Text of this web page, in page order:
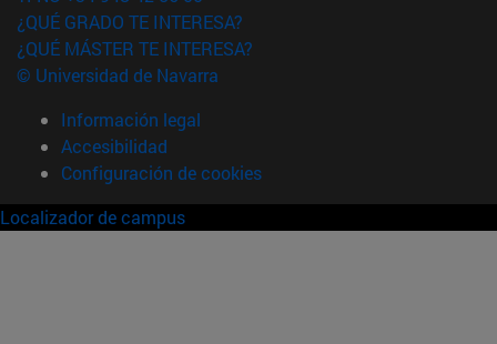
¿QUÉ GRADO TE INTERESA?
¿QUÉ MÁSTER TE INTERESA?
© Universidad de Navarra
Información legal
Accesibilidad
Configuración de cookies
Localizador de campus